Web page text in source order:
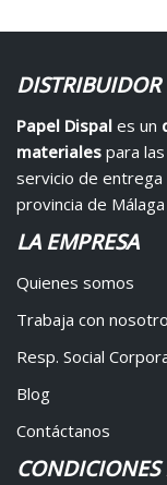
DISTRIBUIDOR
Papel Dispal es un
materiales para las
servicio de
provincia de
LA EMPRESA
Quienes somos
Trabaja con
Resp. Social
Blog
Contáctanos
CONDICIONES